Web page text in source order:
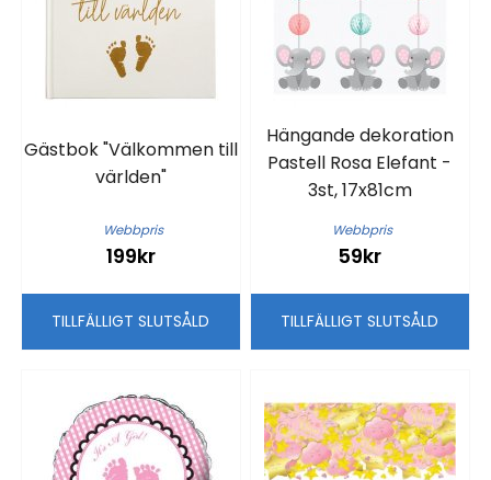
Gästbok "Välkommen till
världen"
Webbpris
199kr
TILLFÄLLIGT SLUTSÅLD
Hängande dekoration
Pastell Rosa Elefant -
3st, 17x81cm
Webbpris
59kr
TILLFÄLLIGT SLUTSÅLD